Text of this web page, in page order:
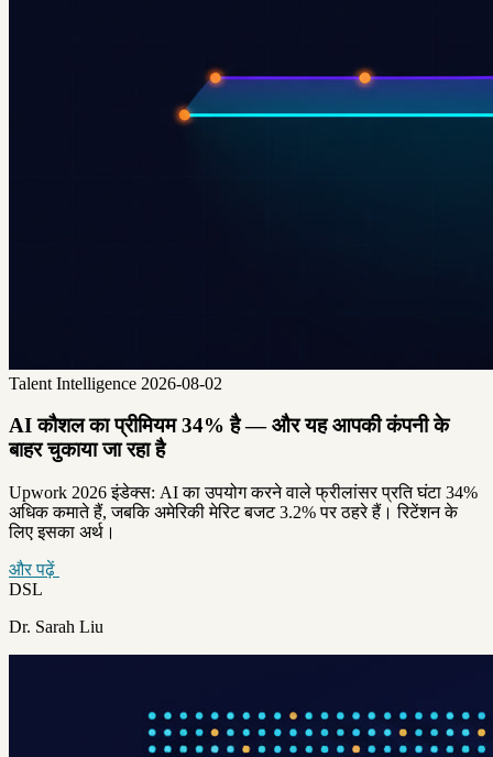
Talent Intelligence 2026-08-02
AI कौशल का प्रीमियम 34% है — और यह आपकी कंपनी के
बाहर चुकाया जा रहा है
Upwork 2026 इंडेक्स: AI का उपयोग करने वाले फ्रीलांसर प्रति घंटा 34%
अधिक कमाते हैं, जबकि अमेरिकी मेरिट बजट 3.2% पर ठहरे हैं। रिटेंशन के
लिए इसका अर्थ।
और पढ़ें
DSL
Dr. Sarah Liu